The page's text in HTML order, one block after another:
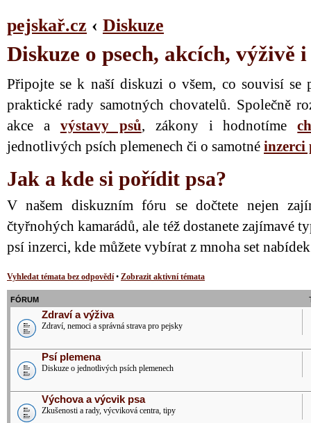
pejskař.cz ‹ Diskuze
Diskuze o psech, akcích, výživě
Připojte se k naší diskuzi o všem, co souvisí se
praktické rady samotných chovatelů. Společně
akce a výstavy psů, zákony i hodnotíme
jednotlivých psích plemenech či o samotné inzerci
Jak a kde si pořídit psa?
V našem diskuzním fóru se dočtete nejen
čtyřnohých kamarádů, ale též dostanete zajímavé
psí inzerci, kde můžete vybírat z mnoha set
Vyhledat témata bez odpovědí• Zobrazit aktivní témata
FÓRUM
Zdraví a výživa
Zdraví, nemoci a správná strava pro pejsky
Psí plemena
Diskuze o jednotlivých psích plemenech
Výchova a výcvik psa
Zkušenosti a rady, výcviková centra, tipy